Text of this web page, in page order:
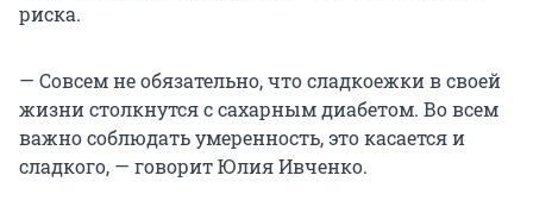
риска.
— Совсем не обязательно, что сладкоежки в своей
жизни столкнутся с сахарным диабетом. Во всем
важно соблюдать умеренность, это касается и
сладкого, — говорит Юлия Ивченко.